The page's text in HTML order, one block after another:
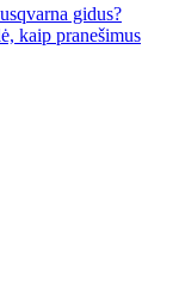
gidus?
kaip pranešimus